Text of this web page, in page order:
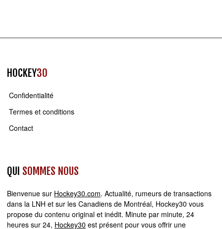
HOCKEY30
Confidentialité
Termes et conditions
Contact
QUI SOMMES NOUS
Bienvenue sur Hockey30.com. Actualité, rumeurs de transactions
dans la LNH et sur les Canadiens de Montréal, Hockey30 vous
propose du contenu original et inédit. Minute par minute, 24
heures sur 24, Hockey30 est présent pour vous offrir une